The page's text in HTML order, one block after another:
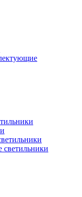
светильники